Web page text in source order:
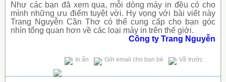
Như các bạn đã xem qua, mỗi dòng máy in đều có cho
mình những ưu điểm tuyệt vời. Hy vọng với bài viết này
Trang Nguyễn Cần Thơ có thể cung cấp cho bạn góc
nhìn tổng quan hơn về các loại máy in trên thế giới.
Công ty Trang Nguyễn
Về trước
Gởi email cho bạn bè
In ấn